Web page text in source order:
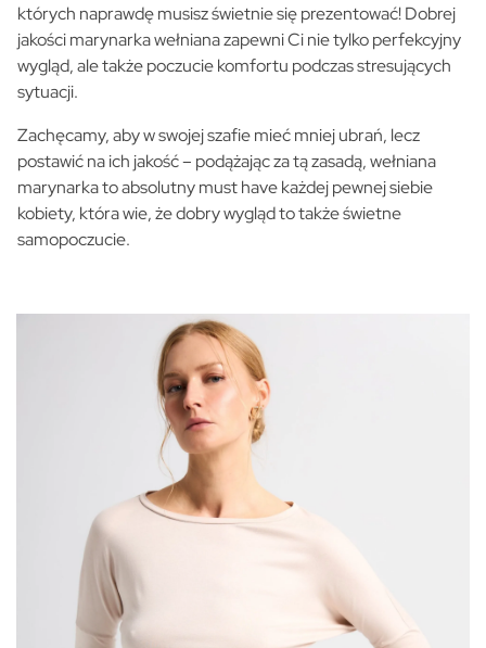
których naprawdę musisz świetnie się prezentować! Dobrej
jakości marynarka wełniana zapewni Ci nie tylko perfekcyjny
wygląd, ale także poczucie komfortu podczas stresujących
sytuacji.
Zachęcamy, aby w swojej szafie mieć mniej ubrań, lecz
postawić na ich jakość – podążając za tą zasadą, wełniana
marynarka to absolutny must have każdej pewnej siebie
kobiety, która wie, że dobry wygląd to także świetne
samopoczucie.